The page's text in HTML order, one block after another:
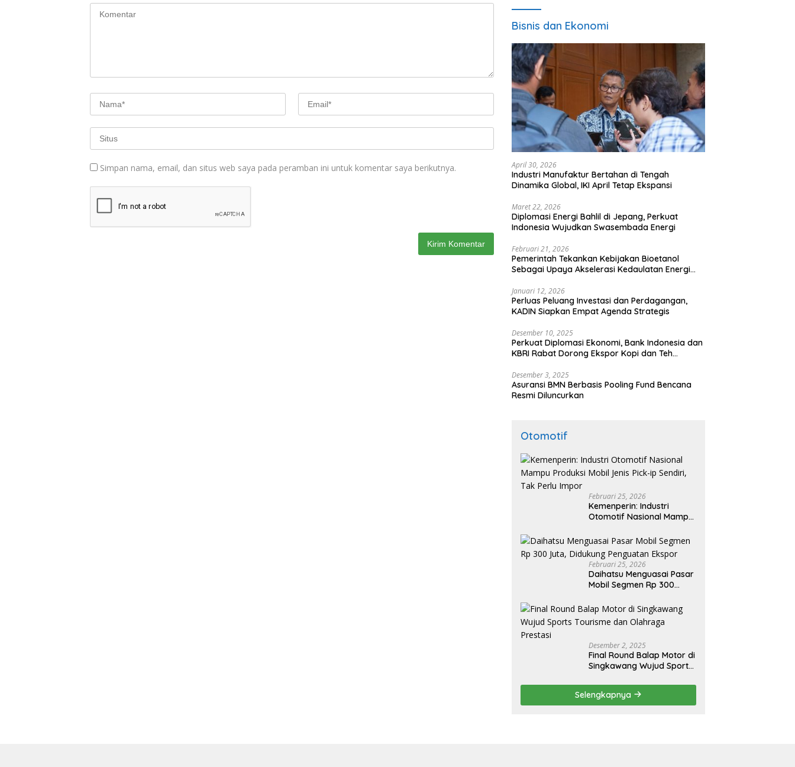
Simpan nama, email, dan situs web saya pada peramban ini untuk komentar saya berikutnya.
Bisnis dan Ekonomi
April 30, 2026
Industri Manufaktur Bertahan di Tengah
Dinamika Global, IKI April Tetap Ekspansi
Maret 22, 2026
Diplomasi Energi Bahlil di Jepang, Perkuat
Indonesia Wujudkan Swasembada Energi
Februari 21, 2026
Pemerintah Tekankan Kebijakan Bioetanol
Sebagai Upaya Akselerasi Kedaulatan Energi
Januari 12, 2026
Perluas Peluang Investasi dan Perdagangan,
KADIN Siapkan Empat Agenda Strategis
Desember 10, 2025
Perkuat Diplomasi Ekonomi, Bank Indonesia dan
KBRI Rabat Dorong Ekspor Kopi dan Teh
Desember 3, 2025
Asuransi BMN Berbasis Pooling Fund Bencana
Resmi Diluncurkan
Otomotif
Februari 25, 2026
Kemenperin: Industri
Otomotif Nasional Mampu
ip Sendiri, Tak Perlu Impor
Februari 25, 2026
Daihatsu Menguasai Pasar
Mobil Segmen Rp 300
Ekspor
Desember 2, 2025
Final Round Balap Motor di
Singkawang Wujud Sports
Prestasi
Selengkapnya